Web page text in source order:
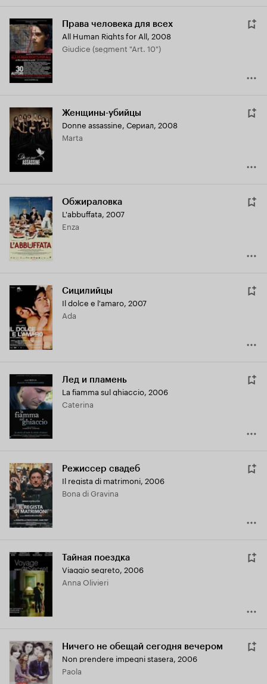
Права человека для всех
All Human Rights for All, 2008
Giudice (segment "Art. 10")
Женщины-убийцы
Donne assassine, Сериал, 2008
Marta
Обжираловка
L'abbuffata, 2007
Enza
Сицилийцы
Il dolce e l'amaro, 2007
Ada
Лед и пламень
La fiamma sul ghiaccio, 2006
Caterina
Режиссер свадеб
Il regista di matrimoni, 2006
Bona di Gravina
Тайная поездка
Viaggio segreto, 2006
Anna Olivieri
Ничего не обещай сегодня вечером
Non prendere impegni stasera, 2006
Paola